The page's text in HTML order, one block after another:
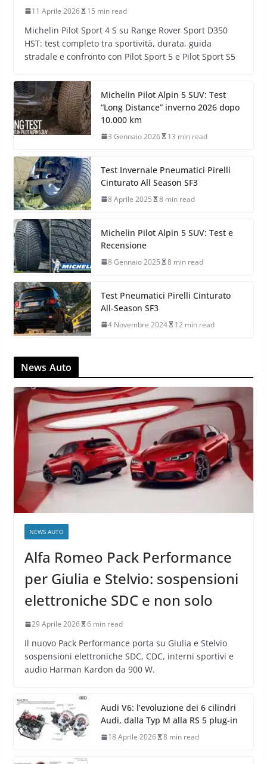
11 Aprile 2026 15 min read
Michelin Pilot Sport 4 S su Range Rover Sport D350
HST: test completo tra sportività, durata, guida
stradale e confronto con Pilot Sport 5 e Pilot Sport S5
Michelin Pilot Alpin 5 SUV: Test
“Long Distance” inverno 2026 dopo
10.000 km
3 Gennaio 2026 13 min read
Test Invernale Pneumatici Pirelli
Cinturato All Season SF3
8 Aprile 2025 8 min read
Michelin Pilot Alpin 5 SUV: Test e
Recensione
8 Gennaio 2025 8 min read
Test Pneumatici Pirelli Cinturato
All-Season SF3
4 Novembre 2024 12 min read
News Auto
NEWS AUTO
Alfa Romeo Pack Performance
per Giulia e Stelvio: sospensioni
elettroniche SDC e non solo
29 Aprile 2026 6 min read
Il nuovo Pack Performance porta su Giulia e Stelvio
sospensioni elettroniche SDC, CDC, interni sportivi e
audio Harman Kardon da 900 W.
Audi V6: l’evoluzione dei 6 cilindri
Audi, dalla Typ M alla RS 5 plug-in
18 Aprile 2026 8 min read